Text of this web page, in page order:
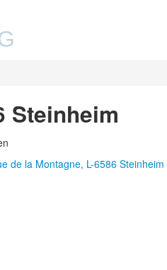
Steinheim
de la Montagne, L-6586 Steinheim